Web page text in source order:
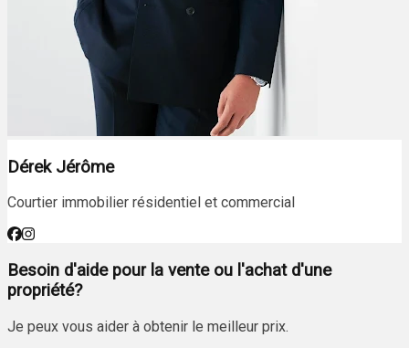
Dérek Jérôme
Courtier immobilier résidentiel et commercial
Besoin d'aide pour la vente ou l'achat d'une
propriété?
Je peux vous aider à obtenir le meilleur prix.